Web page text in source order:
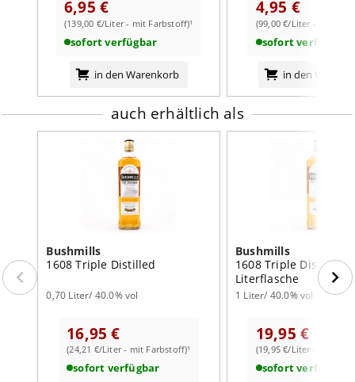
weiterlesen auf der Markenseite von Bushmills
6,95 €
(139,00 €/Liter - mit Farbstoff)¹
sofort verfügbar
in den Warenkorb
4,95 €
(99,00 €/Liter - mit
sofort verfügbar
in den
auch erhältlich als
Bushmills
1608 Triple Distilled
0,70 Liter/ 40.0% vol
16,95 €
(24,21 €/Liter - mit Farbstoff)¹
sofort verfügbar
Bushmills
1608 Triple Distilled
Literflasche
1 Liter/ 40.0% vol
19,95 €
(19,95 €/Liter - mit
sofort verfügbar